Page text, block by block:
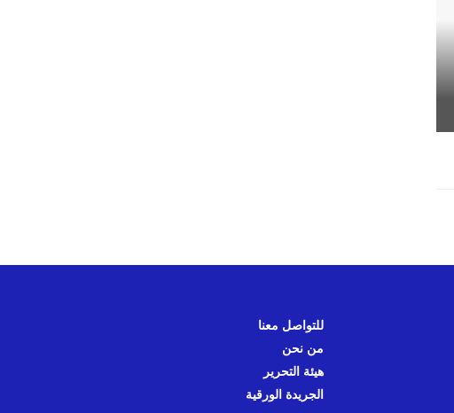
للتواصل معنا
من نحن
هيئة التحرير
الجريدة الورقية